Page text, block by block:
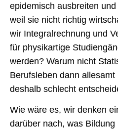
epidemisch ausbreiten
weil sie nicht richtig
wir Integralrechnung und
für physikartige
werden? Warum nicht
Berufsleben dann
deshalb schlecht
Wie wäre es, wir denken
darüber nach, was